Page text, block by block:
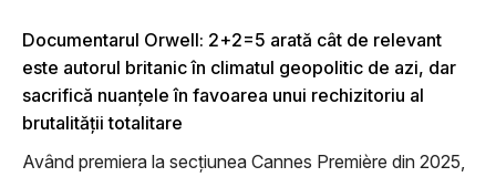
Documentarul Orwell: 2+2=5 arată cât de relevant
este autorul britanic în climatul geopolitic de azi, dar
sacrifică nuanțele în favoarea unui rechizitoriu al
brutalității totalitare
Având premiera la secțiunea Cannes Première din 2025,